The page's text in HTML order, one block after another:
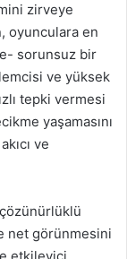
zirveye
oyunculara en
sorunsuz bir
ve yüksek
tepki vermesi
yaşamasını
ve
net görünmesini